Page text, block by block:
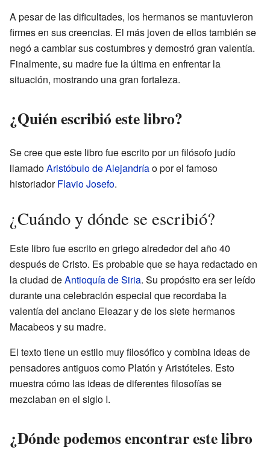
A pesar de las dificultades, los hermanos se mantuvieron
firmes en sus creencias. El más joven de ellos también se
negó a cambiar sus costumbres y demostró gran valentía.
Finalmente, su madre fue la última en enfrentar la
situación, mostrando una gran fortaleza.
¿Quién escribió este libro?
Se cree que este libro fue escrito por un filósofo judío
llamadoAristóbulo de Alejandríao por el famoso
historiadorFlavio Josefo.
¿Cuándo y dónde se escribió?
Este libro fue escrito en griego alrededor del año 40
después de Cristo. Es probable que se haya redactado en
la ciudad deAntioquía de Siria. Su propósito era ser leído
durante una celebración especial que recordaba la
valentía del anciano Eleazar y de los siete hermanos
Macabeos y su madre.
El texto tiene un estilo muy filosófico y combina ideas de
pensadores antiguos como Platón y Aristóteles. Esto
muestra cómo las ideas de diferentes filosofías se
mezclaban en el siglo I.
¿Dónde podemos encontrar este libro